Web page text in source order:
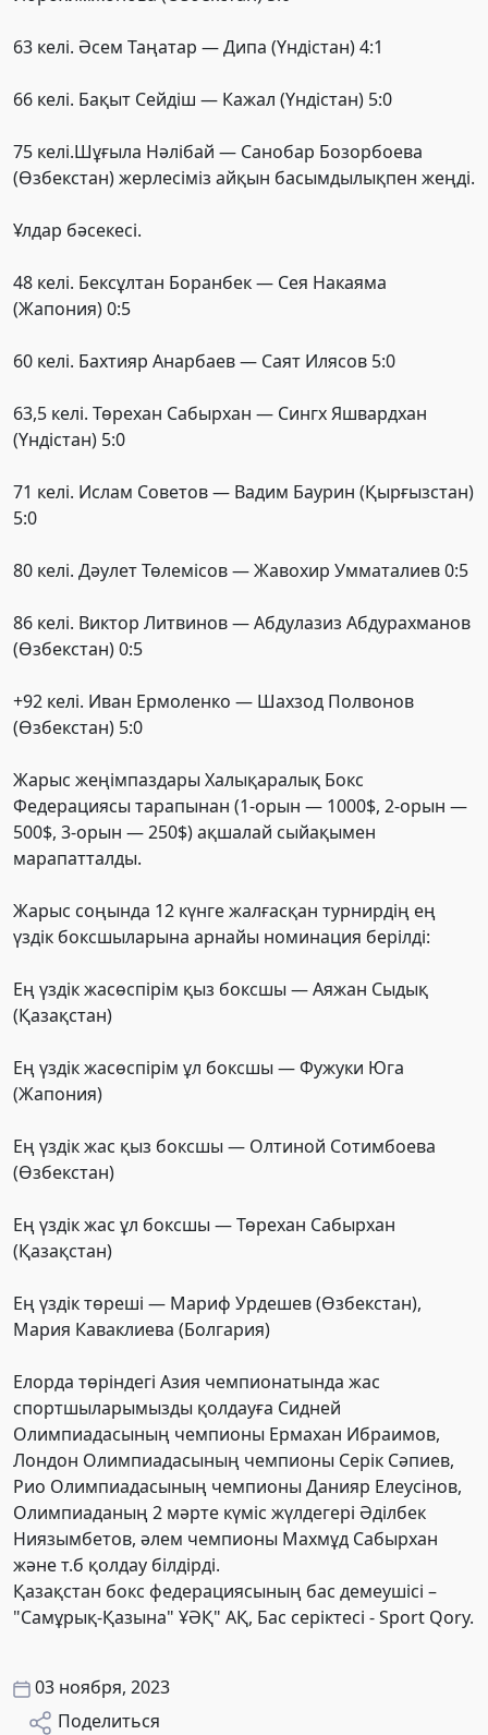
63 келі. Әсем Таңатар — Дипа (Үндістан) 4:1
66 келі. Бақыт Сейдіш — Кажал (Үндістан) 5:0
75 келі.Шұғыла Нәлібай — Санобар Бозорбоева
(Өзбекстан) жерлесіміз айқын басымдылықпен жеңді.
Ұлдар бәсекесі.
48 келі. Бексұлтан Боранбек — Сея Накаяма
(Жапония) 0:5
60 келі. Бахтияр Анарбаев — Саят Илясов 5:0
63,5 келі. Төрехан Сабырхан — Сингх Яшвардхан
(Үндістан) 5:0
71 келі. Ислам Советов — Вадим Баурин (Қырғызстан)
5:0
80 келі. Дәулет Төлемісов — Жавохир Умматалиев 0:5
86 келі. Виктор Литвинов — Абдулазиз Абдурахманов
(Өзбекстан) 0:5
+92 келі. Иван Ермоленко — Шахзод Полвонов
(Өзбекстан) 5:0
Жарыс жеңімпаздары Халықаралық Бокс
Федерациясы тарапынан (1-орын — 1000$, 2-орын —
500$, 3-орын — 250$) ақшалай сыйақымен
марапатталды.
Жарыс соңында 12 күнге жалғасқан турнирдің ең
үздік боксшыларына арнайы номинация берілді:
Ең үздік жасөспірім қыз боксшы — Аяжан Сыдық
(Қазақстан)
Ең үздік жасөспірім ұл боксшы — Фужуки Юга
(Жапония)
Ең үздік жас қыз боксшы — Олтиной Сотимбоева
(Өзбекстан)
Ең үздік жас ұл боксшы — Төрехан Сабырхан
(Қазақстан)
Ең үздік төреші — Мариф Урдешев (Өзбекстан),
Мария Каваклиева (Болгария)
Елорда төріндегі Азия чемпионатында жас
спортшыларымызды қолдауға Сидней
Олимпиадасының чемпионы Ермахан Ибраимов,
Лондон Олимпиадасының чемпионы Серік Сәпиев,
Рио Олимпиадасының чемпионы Данияр Елеусінов,
Олимпиаданың 2 мәрте күміс жүлдегері Әділбек
Ниязымбетов, әлем чемпионы Махмұд Сабырхан
және т.б қолдау білдірді.
Қазақстан бокс федерациясының бас демеушісі –
"Самұрық-Қазына" ҰӘҚ" АҚ, Бас серіктесі - Sport Qory.
03 ноября, 2023
Поделиться